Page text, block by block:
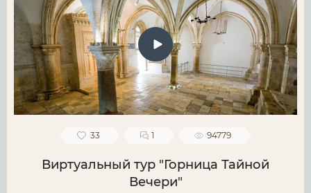
33 1 94779
Виртуальный тур "Горница Тайной
Вечери"